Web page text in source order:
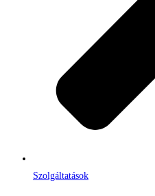
Szolgáltatások